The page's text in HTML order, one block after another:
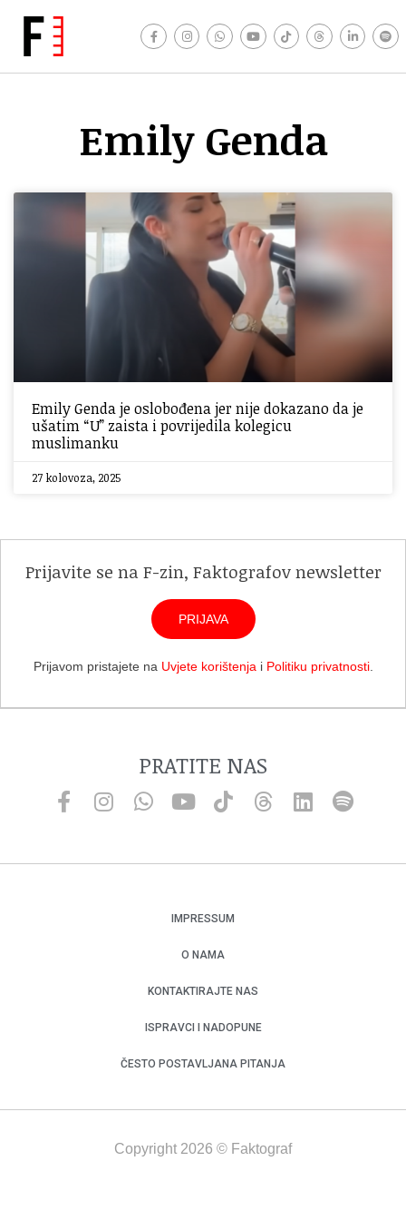
Emily Genda
Emily Genda je oslobođena jer nije dokazano da je
ušatim “U” zaista i povrijedila kolegicu
muslimanku
27 kolovoza, 2025
Prijavite se na F-zin, Faktografov newsletter
PRIJAVA
Prijavom pristajete na Uvjete korištenja i Politiku privatnosti.
PRATITE NAS
IMPRESSUM
O NAMA
KONTAKTIRAJTE NAS
ISPRAVCI I NADOPUNE
ČESTO POSTAVLJANA PITANJA
Copyright 2026 © Faktograf